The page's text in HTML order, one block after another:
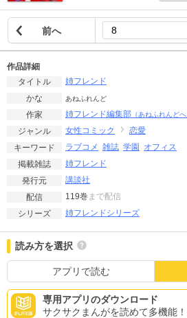
前へ
作品詳細
タイトル
姉フレンド
かな
あねふれんど
作家 姉フレンド編集部 （あねふれんど
ジャンル 女性コミック
恋愛
キーワード
ラブコメ 雑誌 学園
オフィス
掲載雑誌
姉フレンド
発行元
講談社
配信
119巻 まで配信
シリーズ
姉フレンドシリーズ
読み方を選択
アプリで読む
専用アプリのダウンロード
サクサクまんがを読めて多機能！